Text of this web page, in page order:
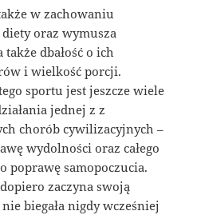
w zachowaniu
oraz wymusza
dbałość o ich
i wielkość porcji.
sportu jest jeszcze wiele
jednej z z
chorób cywilizacyjnych –
wydolności oraz całego
poprawę samopoczucia.
zaczyna swoją
biegała nigdy wcześniej